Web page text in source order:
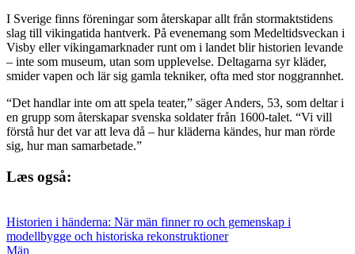
I Sverige finns föreningar som återskapar allt från stormaktstidens
slag till vikingatida hantverk. På evenemang som Medeltidsveckan i
Visby eller vikingamarknader runt om i landet blir historien levande
– inte som museum, utan som upplevelse. Deltagarna syr kläder,
smider vapen och lär sig gamla tekniker, ofta med stor noggrannhet.
“Det handlar inte om att spela teater,” säger Anders, 53, som deltar i
en grupp som återskapar svenska soldater från 1600-talet. “Vi vill
förstå hur det var att leva då – hur kläderna kändes, hur man rörde
sig, hur man samarbetade.”
Læs også:
Historien i händerna: När män finner ro och gemenskap i
modellbygge och historiska rekonstruktioner
Män